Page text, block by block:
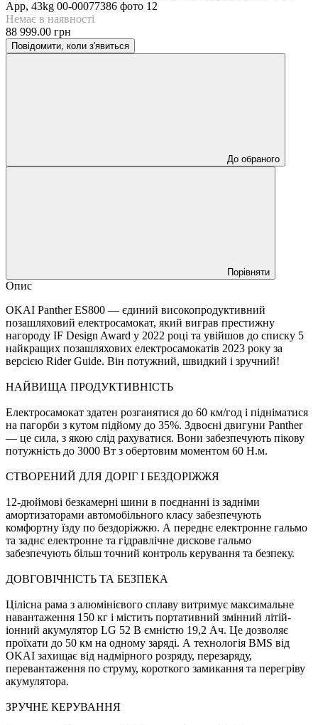
Немає в наявності
88 999.00 грн
Повідомити, коли з'явиться
До обраного
Порівняти
Опис
OKAI Panther ES800 — єдиний високопродуктивний
позашляховий електросамокат, який виграв престижну
нагороду IF Design Award у 2022 році та увійшов до списку 5
найкращих позашляхових електросамокатів 2023 року за
версією Rider Guide. Він потужний, швидкий і зручний!
НАЙВИЩА ПРОДУКТИВНІСТЬ
Електросамокат здатен розганятися до 60 км/год і підніматися
на пагорби з кутом підйому до 35%. Здвоєні двигуни Panther
— це сила, з якою слід рахуватися. Вони забезпечують пікову
потужність до 3000 Вт з обертовим моментом 60 Н.м.
СТВОРЕНИЙ ДЛЯ ДОРІГ І БЕЗДОРІЖЖЯ
12-дюймові безкамерні шини в поєднанні із задніми
амортизаторами автомобільного класу забезпечують
комфортну їзду по бездоріжжю. А переднє електронне гальмо
та заднє електронне та гідравлічне дискове гальмо
забезпечують більш точний контроль керування та безпеку.
ДОВГОВІЧНІСТЬ ТА БЕЗПЕКА
Цілісна рама з алюмінієвого сплаву витримує максимальне
навантаження 150 кг і містить портативний змінний літій-
іонний акумулятор LG 52 В ємністю 19,2 Ач. Це дозволяє
проїхати до 50 км на одному заряді. А технологія BMS від
OKAI захищає від надмірного розряду, перезаряду,
перевантаження по струму, короткого замикання та перегріву
акумулятора.
ЗРУЧНЕ КЕРУВАННЯ